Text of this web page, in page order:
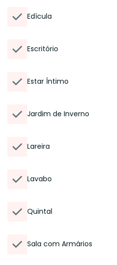
Edícula
Escritório
Estar Íntimo
Jardim de Inverno
Lareira
Lavabo
Quintal
Sala com Armários